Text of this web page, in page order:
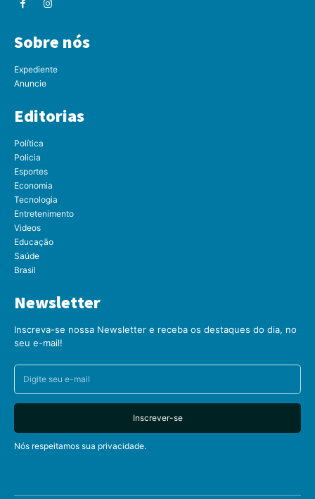
Sobre nós
Expediente
Anuncie
Editorias
Política
Policia
Esportes
Economia
Tecnologia
Entretenimento
Videos
Educação
Saúde
Brasil
Newsletter
Inscreva-se nossa Newsletter e receba os destaques do dia, no
seu e-mail!
Inscrever-se
Nós respeitamos sua privacidade.